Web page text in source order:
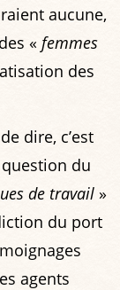
aucune,
« femmes
des
dire, c’est
du
de travail »
du port
agents